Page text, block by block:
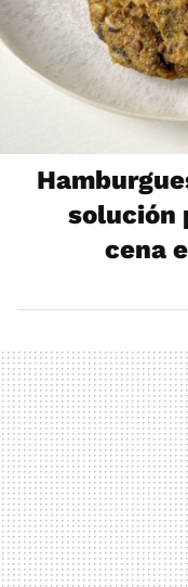
solución
cena